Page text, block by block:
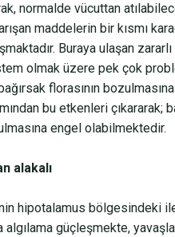
normalde vücuttan
maddelerin bir kısmı
Buraya ulaşan
olmak üzere pek çok
florasının
bu etkenleri çıkararak;
engel olabilmektedir.
alakalı
hipotalamus bölgesindeki
algılama güçleşmekte,